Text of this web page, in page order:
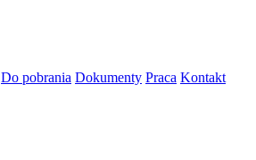
Do pobrania Dokumenty Praca Kontakt